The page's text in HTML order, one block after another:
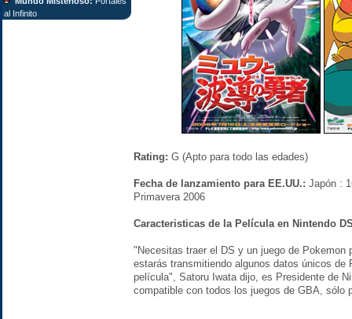
al Infinito
Rating: G (Apto para todo las edades)
Fecha de lanzamiento para EE.UU.: Japón :
Primavera 2006
Caracteristicas de la Película en Nintendo
"Necesitas traer el DS y un juego de Pokemon
estarás transmitiendo algunos datos únicos de
película", Satoru Iwata dijo, es Presidente de
compatible con todos los juegos de GBA, sólo